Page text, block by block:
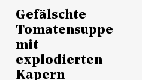
Gefälschte
Tomatensuppe
mit
explodierten
Kapern